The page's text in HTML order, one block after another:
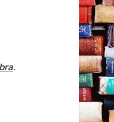
.